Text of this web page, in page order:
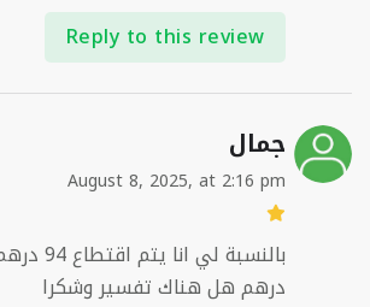
Reply to this review
جمال
August 8, 2025, at 2:16 pm
درهم هل هناك تفسير وشكرا